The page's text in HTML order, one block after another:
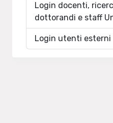
Login docenti,
dottorandi e staff
Login utenti